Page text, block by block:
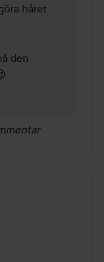
håret
den
8 månader